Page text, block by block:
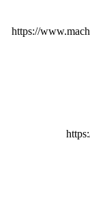
https://